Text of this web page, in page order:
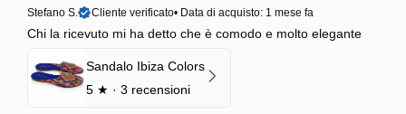
Stefano S.
Cliente verificato• Data di acquisto: 1 mese fa
Chi la ricevuto mi ha detto che è comodo e molto elegante
Sandalo Ibiza Colors
5 ★ · 3 recensioni